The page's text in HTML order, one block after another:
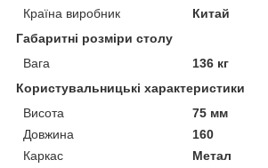
Країна виробник
Китай
Габаритні розміри столу
Вага
136 кг
Користувальницькі характеристики
Висота
75 мм
Довжина
160
Каркас
Метал